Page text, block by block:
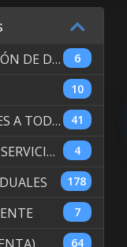
6
ADMINISTRACIÓN DE DOMINIOS INTERNACIONALES
10
41
GENERALIDADES A TODOS LOS SERVICIOS
4
MANUALES DE SERVICIO DE WEB HOSTING
178
7
64